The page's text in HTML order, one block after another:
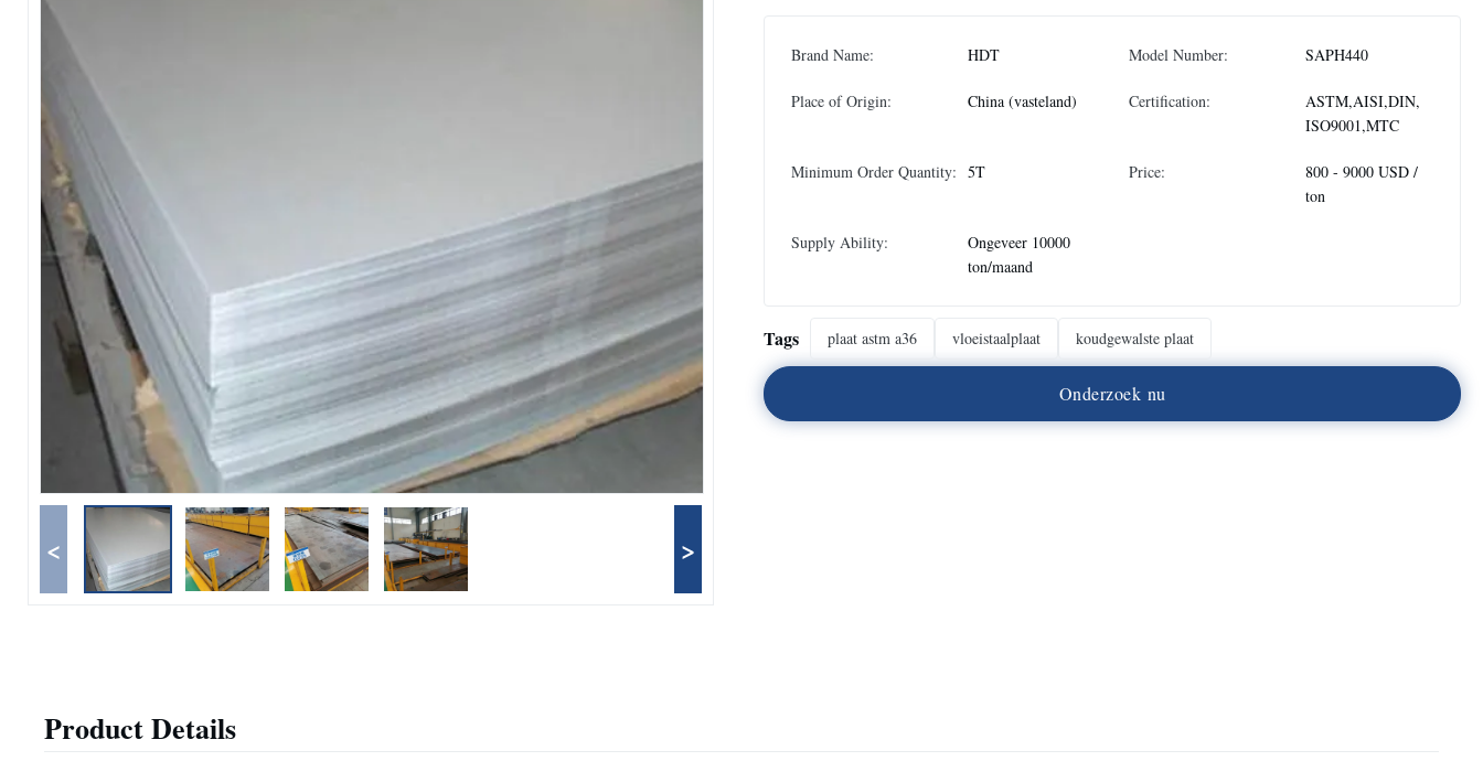
< >
Brand Name: HDT Model Number: SAPH440
Place of Origin: China (vasteland) Certification:
ASTM,AISI,DIN,
ISO9001,MTC
Minimum Order Quantity: 5T Price:
800 - 9000 USD /
ton
Supply Ability:
Ongeveer 10000
ton/maand
Tags plaat astm a36 vloeistaalplaat koudgewalste plaat
Onderzoek nu
Product Details